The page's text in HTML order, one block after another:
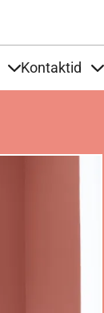
Kontaktid